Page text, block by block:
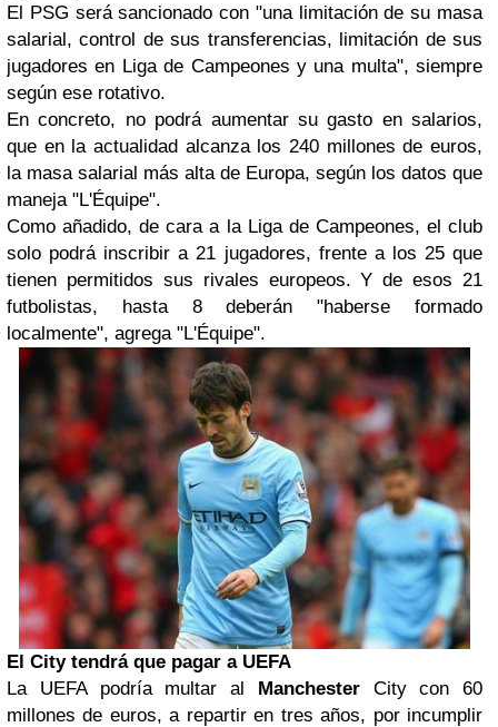
El PSG será sancionado con "una limitación de su masa
salarial, control de sus transferencias, limitación de sus
jugadores en Liga de Campeones y una multa", siempre
según ese rotativo.
En concreto, no podrá aumentar su gasto en salarios,
que en la actualidad alcanza los 240 millones de euros,
la masa salarial más alta de Europa, según los datos que
maneja "L'Équipe".
Como añadido, de cara a la Liga de Campeones, el club
solo podrá inscribir a 21 jugadores, frente a los 25 que
tienen permitidos sus rivales europeos. Y de esos 21
futbolistas, hasta 8 deberán "haberse formado
localmente", agrega "L'Équipe".
El City tendrá que pagar a UEFA
La UEFA podría multar al ManchesterCity con 60
millones de euros, a repartir en tres años, por incumplir